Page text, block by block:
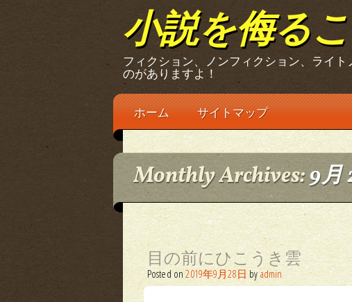
小説を侮る
フィクション、ノンフィクション、ライ
のがありますよ！
Main menu
Skip
content
ホーム サイトマップ
Monthly Archives:9月
目の前にひこうき雲
Posted on2019年9月28日 by admin